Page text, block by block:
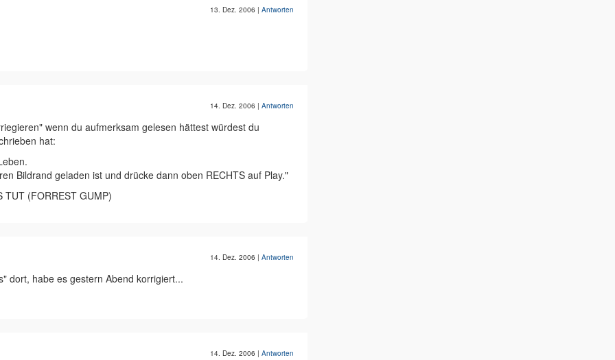
13. Dez. 2006 | Antworten
14. Dez. 2006 | Antworten
wenn du aufmerksam gelesen hättest würdest du
hat:
Bildrand geladen ist und drücke dann oben RECHTS auf Play."
TUT (FORREST GUMP)
14. Dez. 2006 | Antworten
dort, habe es gestern Abend korrigiert...
14. Dez. 2006 | Antworten